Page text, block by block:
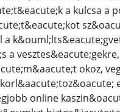
a kulcsa a
a
okoz,
online